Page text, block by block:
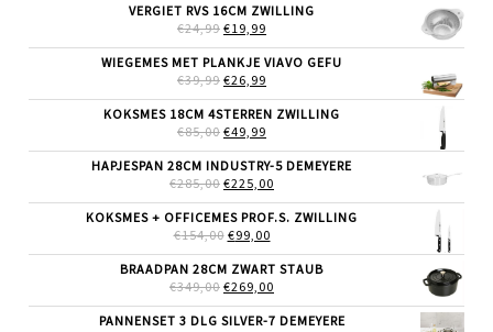
VERGIET RVS 16CM ZWILLING
€24,99 OORSPRONKELIJKE
WAS:
€24,99.
€19,99
IS:
WIEGEMES MET PLANKJE VIAVO GEFU
€39,99 OORSPRONKELIJKE
WAS:
€39,99.
€26,99
IS:
KOKSMES 18CM 4STERREN ZWILLING
€85,00 OORSPRONKELIJKE
WAS:
€85,00.
€49,99
IS:
€49,99.
HAPJESPAN 28CM INDUSTRY-5 DEMEYERE
€285,00 OORSPRONKELIJKE
WAS:
€285,00.
€225,00
IS:
KOKSMES + OFFICEMES PROF.S. ZWILLING
€154,00 OORSPRONKELIJKE
WAS:
€154,00.
€99,00HUIDIGE
IS:
€99,00.
BRAADPAN 28CM ZWART STAUB
€349,00 OORSPRONKELIJKE
WAS:
€269,00
IS:
PANNENSET 3 DLG SILVER-7 DEMEYERE